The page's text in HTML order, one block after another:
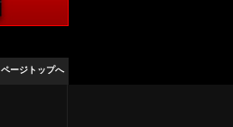
ページトップへ